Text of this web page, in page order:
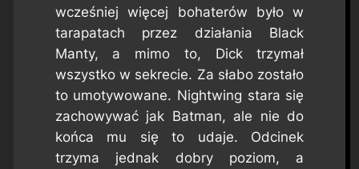
wcześniej więcej bohaterów było w
tarapatach przez działania Black
Manty, a mimo to, Dick trzymał
wszystko w sekrecie. Za słabo zostało
to umotywowane. Nightwing stara się
zachowywać jak Batman, ale nie do
końca mu się to udaje. Odcinek
trzyma jednak dobry poziom, a